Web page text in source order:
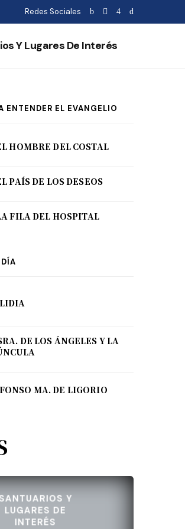
Redes Sociales
Y Lugares De Interés
ENTENDER EL EVANGELIO
HOMBRE DEL COSTAL
PAÍS DE LOS DESEOS
FILA DEL HOSPITAL
DE LOS ÁNGELES Y LA
MA. DE LIGORIO
SANTUARIOS Y
LUGARES DE
INTERÉS